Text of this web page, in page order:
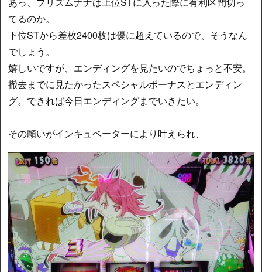
てるのか。
下位STから差枚2400枚は優に超えているので、そうなん
でしょう。
嬉しいですが、エンディングを見たいのでちょっと不安。
撤去までに見たかったスペシャルボーナスとエンディン
グ。できれば今日エンディングまでいきたい。
その願いがインキュベーターにより叶えられ、